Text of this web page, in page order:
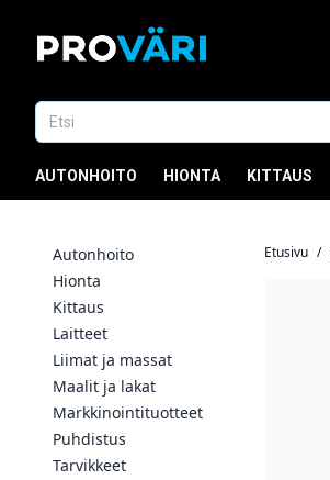
AUTONHOITO HIONTA KITTAUS
Autonhoito
Hionta
Kittaus
Laitteet
Liimat ja massat
Maalit ja lakat
Markkinointituotteet
Puhdistus
Tarvikkeet
Etusivu /